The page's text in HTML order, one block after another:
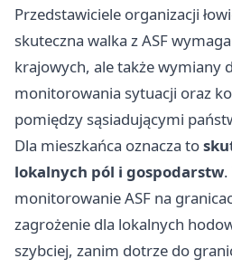
Przedstawiciele organizacji
skuteczna walka z ASF
krajowych, ale także wymiany
monitorowania sytuacji oraz
pomiędzy sąsiadującymi
Dla mieszkańca oznacza to
lokalnych pól i gospodarstw
monitorowanie ASF na
zagrożenie dla lokalnych
szybciej, zanim dotrze do